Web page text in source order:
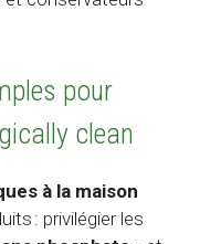
pour
clean
à la maison
: privilégier les